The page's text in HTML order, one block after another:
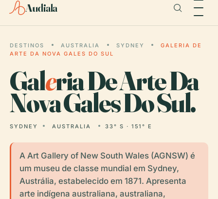
Audiala
DESTINOS AUSTRALIA SYDNEY
GALERIA DE
ARTE DA NOVA GALES DO SUL
Galeria De Arte Da
Nova Gales Do Sul.
SYDNEY AUSTRALIA 33° S · 151° E
A Art Gallery of New South Wales (AGNSW) é
um museu de classe mundial em Sydney,
Austrália, estabelecido em 1871. Apresenta
arte indígena australiana, australiana,